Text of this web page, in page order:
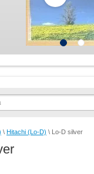
\ Hitachi (Lo-D) \ Lo-D silver